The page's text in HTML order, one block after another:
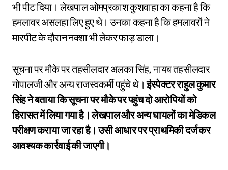
भी पीट दिया। लेखपाल ओमप्रकाश कुशवाहा का कहना है कि
हमलावर असलहा लिए हुए थे। उनका कहना है कि हमलावरों ने
मारपीट के दौरान नक्शा भी लेकर फाड़ डाला।
सूचना पर मौके पर तहसीलदार अलका सिंह, नायब तहसीलदार
गोपालजी और अन्य राजस्वकर्मी पहुंचे थे।इंस्पेक्टर राहुल कुमार
सिंह ने बताया कि सूचना पर मौके पर पहुंच दो आरोपियों को
हिरासत में लिया गया है। लेखपाल और अन्य घायलों का मेडिकल
परीक्षण कराया जा रहा है। उसी आधार पर प्राथमिकी दर्ज कर
आवश्यक कार्रवाई की जाएगी।